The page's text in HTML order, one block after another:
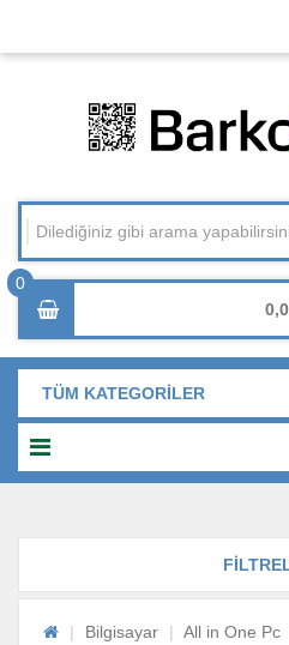
TÜM KATEGORİLER
Bilgisayar All in One Pc